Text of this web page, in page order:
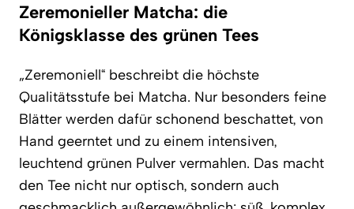
Zeremonieller Matcha: die
Königsklasse des grünen Tees
„Zeremoniell“ beschreibt die höchste
Qualitätsstufe bei Matcha. Nur besonders feine
Blätter werden dafür schonend beschattet, von
Hand geerntet und zu einem intensiven,
leuchtend grünen Pulver vermahlen. Das macht
den Tee nicht nur optisch, sondern auch